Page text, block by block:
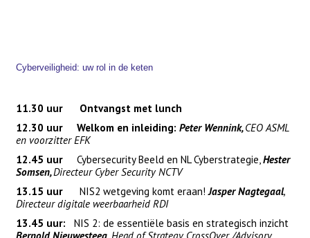
Cyberveiligheid: uw rol in de keten
11.30 uur Ontvangst met lunch
12.30 uur Welkom en inleiding: Peter Wennink,CEO ASML
en voorzitter EFK
12.45 uur Cybersecurity Beeld en NL Cyberstrategie, Hester
Somsen,Directeur Cyber Security NCTV
13.15 uur NIS2 wetgeving komt eraan!Jasper Nagtegaal,
Directeur digitale weerbaarheid RDI
13.45 uur: NIS 2: de essentiële basis en strategisch inzicht